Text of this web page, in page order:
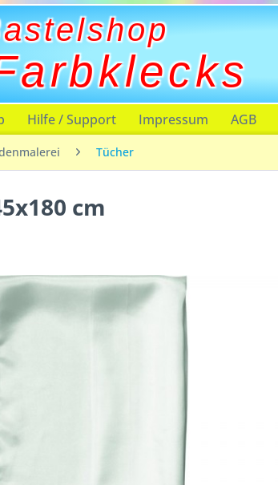
Hilfe / Support Impressum AGB
Tücher
cm